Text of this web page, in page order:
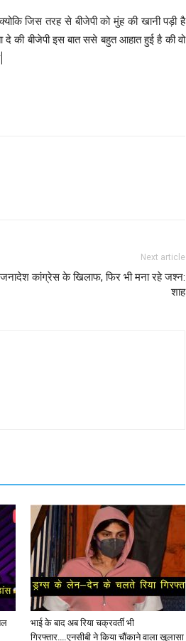
जिस तरह से बीजेपी को मुंह की खानी पड़ी है
की बीजेपी इस बात ससे बहुत आहात हुई है की वो
Next article
कांग्रेस के खिलाफ, फिर भी मना रहे जश्न:
शाह
भाई के बाद अब रिया चक्रवर्ती भी
गिरफ्तार….एनसीबी ने किया चौंकाने वाला खुलासा